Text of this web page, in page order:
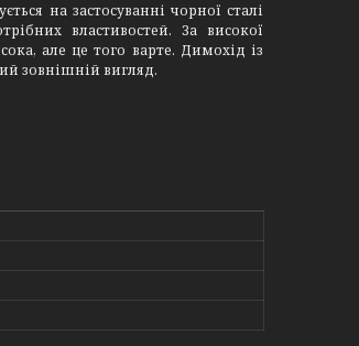
на застосуванні чорної сталі
властивостей. За високої
але це того варте. Димохід із
зовнішній вигляд.